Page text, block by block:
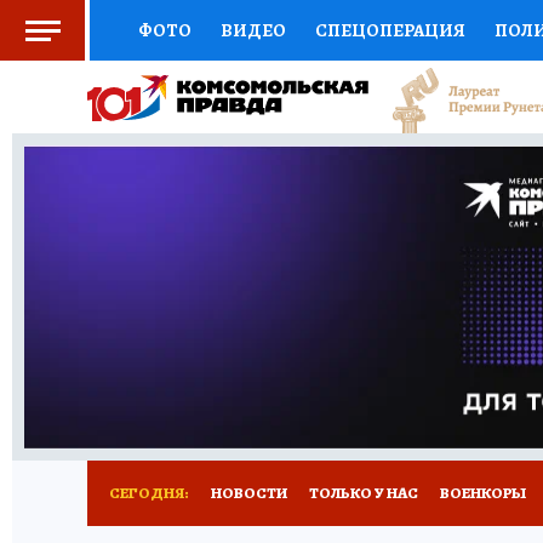
ФОТО ВИДЕО СПЕЦОПЕРАЦИЯ
СОЦПОДДЕРЖКА НАУКА СПЕЦПРОЕКТЫ
НАЦИОНАЛЬНЫЕ ПРОЕКТЫ РОССИИ
ПУТЕВОДИТЕЛЬ
НОВОЕ НА САЙТЕ
СЕГОДНЯ: НОВОСТИ ТОЛЬКО У НАС ВОЕНКОРЫ